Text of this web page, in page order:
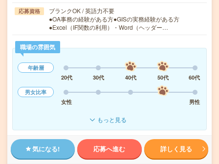
応募資格
ブランクOK / 英語力不要
●OA事務の経験がある方●GISの実務経験がある方
●Excel（IF関数の利用）・Word（ヘッダー…
職場の雰囲気
年齢層
20代
30代 40代 50代
60代
男女比率
女性
男性
もっと見る
気になる! 応募へ進む 詳しく見る